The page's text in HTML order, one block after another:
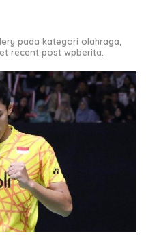
pada kategori olahraga,
recent post wpberita.